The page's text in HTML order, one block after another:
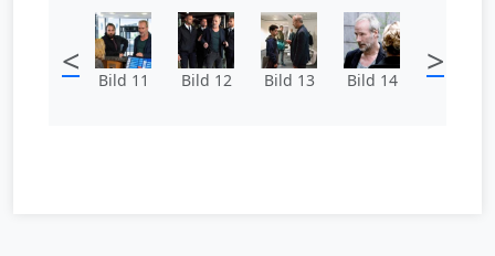
< Bild 11 Bild 12 Bild 13 Bild 14 >